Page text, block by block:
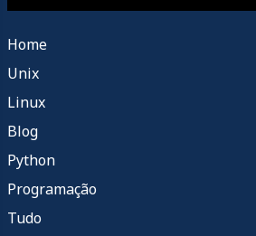
Home
Unix
Linux
Blog
Python
Programação
Tudo